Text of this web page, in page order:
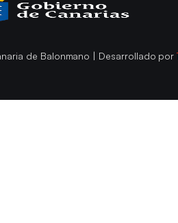
de Balonmano | Desarrollado por